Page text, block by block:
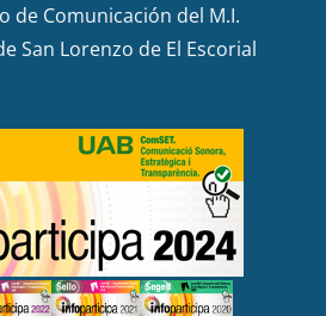
de Comunicación del M.I.
San Lorenzo de El Escorial